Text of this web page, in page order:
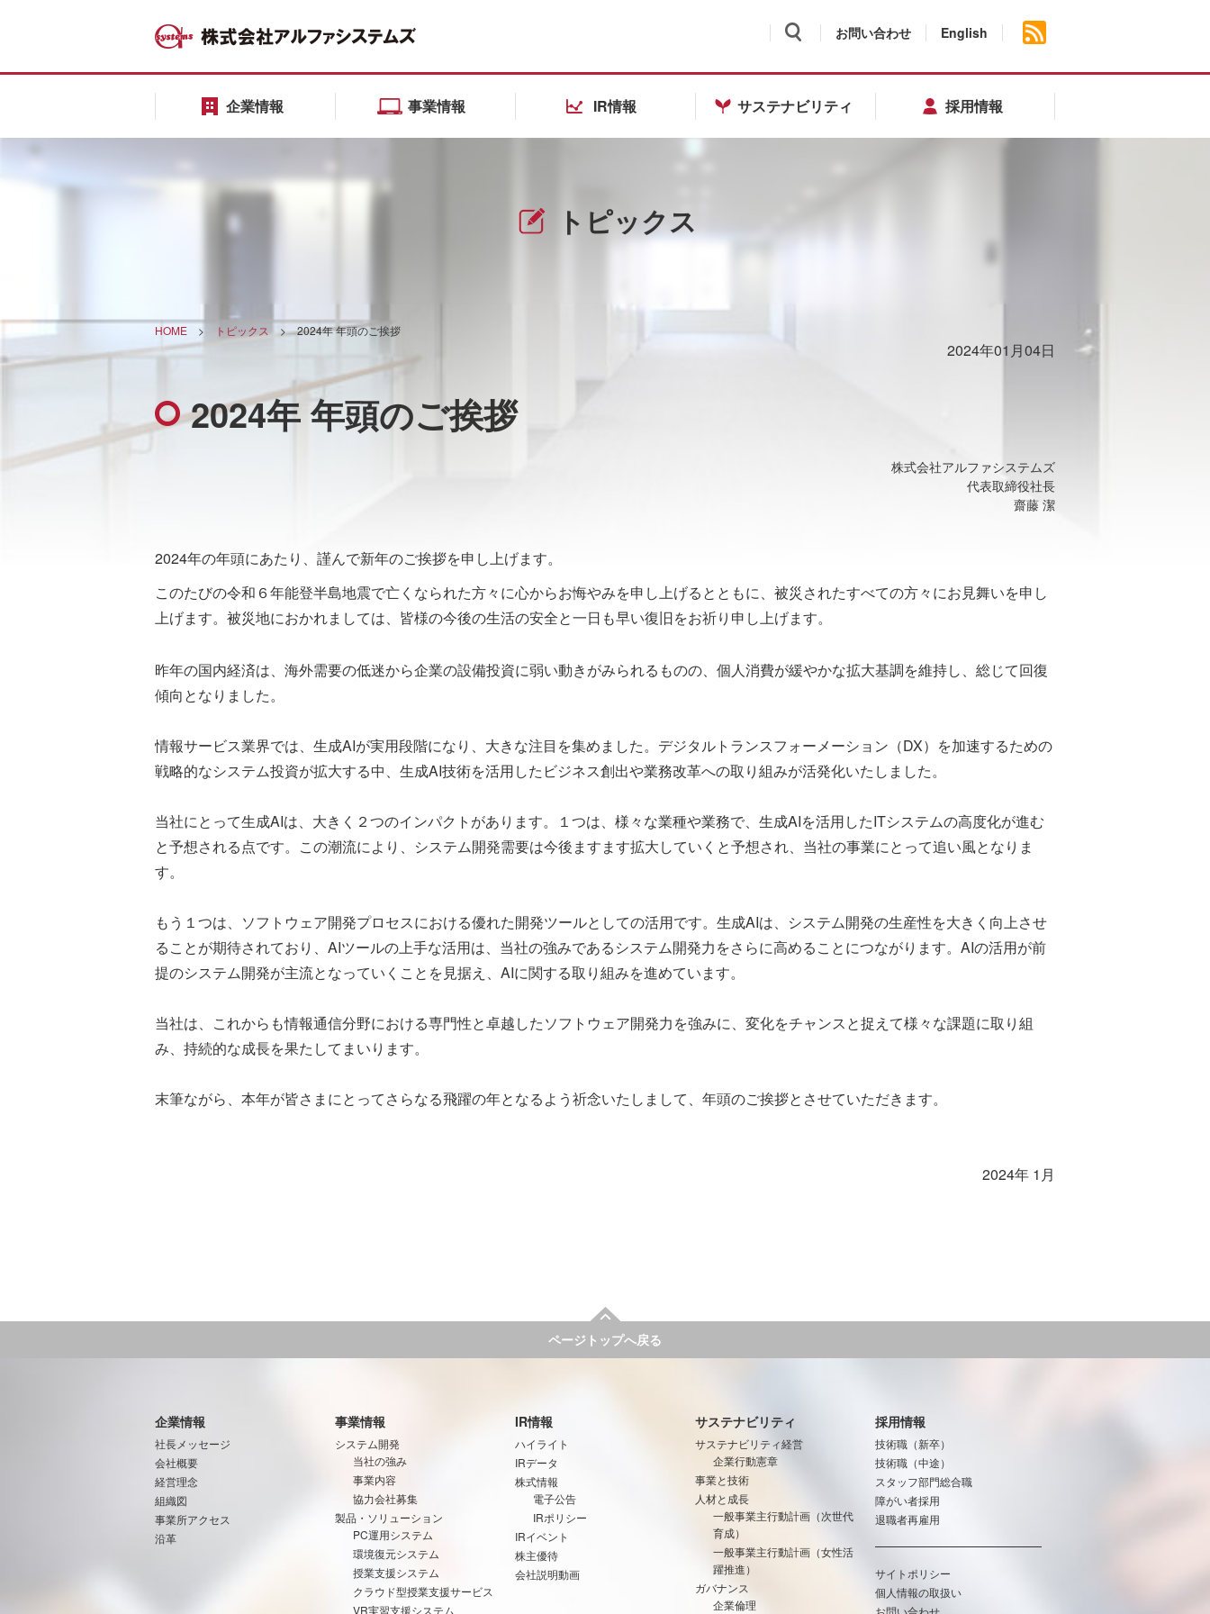
お問い合わせ English
企業情報 事業情報 IR情報 サステナビリティ 採用情報
トピックス
HOME > トピックス >2024年 年頭のご挨拶
2024年01月04日
2024年 年頭のご挨拶
株式会社アルファシステムズ
代表取締役社長
齋藤 潔
2024年の年頭にあたり、謹んで新年のご挨拶を申し上げます。
このたびの令和６年能登半島地震で亡くなられた方々に心からお悔やみを申し上げるとともに、被災されたすべての方々にお見舞いを申し
上げます。被災地におかれましては、皆様の今後の生活の安全と一日も早い復旧をお祈り申し上げます。
昨年の国内経済は、海外需要の低迷から企業の設備投資に弱い動きがみられるものの、個人消費が緩やかな拡大基調を維持し、総じて回復
傾向となりました。
情報サービス業界では、生成AIが実用段階になり、大きな注目を集めました。デジタルトランスフォーメーション（DX）を加速するための
戦略的なシステム投資が拡大する中、生成AI技術を活用したビジネス創出や業務改革への取り組みが活発化いたしました。
当社にとって生成AIは、大きく２つのインパクトがあります。１つは、様々な業種や業務で、生成AIを活用したITシステムの高度化が進む
と予想される点です。この潮流により、システム開発需要は今後ますます拡大していくと予想され、当社の事業にとって追い風となりま
す。
もう１つは、ソフトウェア開発プロセスにおける優れた開発ツールとしての活用です。生成AIは、システム開発の生産性を大きく向上させ
ることが期待されており、AIツールの上手な活用は、当社の強みであるシステム開発力をさらに高めることにつながります。AIの活用が前
提のシステム開発が主流となっていくことを見据え、AIに関する取り組みを進めています。
当社は、これからも情報通信分野における専門性と卓越したソフトウェア開発力を強みに、変化をチャンスと捉えて様々な課題に取り組
み、持続的な成長を果たしてまいります。
末筆ながら、本年が皆さまにとってさらなる飛躍の年となるよう祈念いたしまして、年頭のご挨拶とさせていただきます。
2024年 1月
ページトップへ戻る
企業情報
社長メッセージ
会社概要
経営理念
組織図
事業所アクセス
沿革
事業情報
システム開発
当社の強み
事業内容
協力会社募集
製品・ソリューション
PC運用システム
環境復元システム
授業支援システム
クラウド型授業支援サービス
VR実習支援システム
IR情報
ハイライト
IRデータ
株式情報
電子公告
IRポリシー
IRイベント
株主優待
会社説明動画
サステナビリティ
サステナビリティ経営
企業行動憲章
事業と技術
人材と成長
一般事業主行動計画（次世代
育成）
一般事業主行動計画（女性活
躍推進）
ガバナンス
企業倫理
採用情報
技術職（新卒）
技術職（中途）
スタッフ部門総合職
障がい者採用
退職者再雇用
サイトポリシー
個人情報の取扱い
お問い合わせ